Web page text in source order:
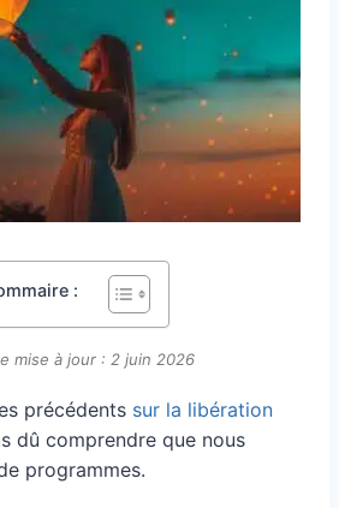
:
mise à jour : 2 juin 2026
précédents sur la libération
dû comprendre que nous
programmes.